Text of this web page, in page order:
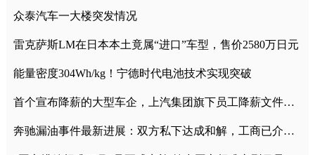
众泰汽车一大楼突发情况
雷克萨斯LM在日本本土竟属“进口”车型，售价2580万日元
能量密度304Wh/kg！宁德时代电池技术实现突破
首个宣布降薪的大型车企，上汽集团旗下员工降薪文件曝光
奔驰漏油事件最新进展：双方私下达成和解，工商已介入调查